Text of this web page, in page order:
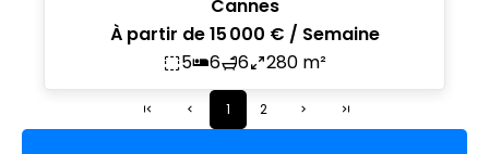
Cannes
À partir de 15 000 € / Semaine
5
6 6 280 m²
1 2